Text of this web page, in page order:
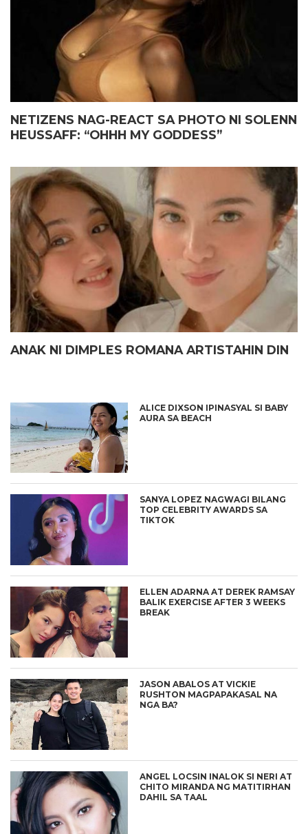
NETIZENS NAG-REACT SA PHOTO NI SOLENN
HEUSSAFF: “OHHH MY GODDESS”
ANAK NI DIMPLES ROMANA ARTISTAHIN DIN
ALICE DIXSON IPINASYAL SI BABY
AURA SA BEACH
SANYA LOPEZ NAGWAGI BILANG
TOP CELEBRITY AWARDS SA
TIKTOK
ELLEN ADARNA AT DEREK RAMSAY
BALIK EXERCISE AFTER 3 WEEKS
BREAK
JASON ABALOS AT VICKIE
RUSHTON MAGPAPAKASAL NA
NGA BA?
ANGEL LOCSIN INALOK SI NERI AT
CHITO MIRANDA NG MATITIRHAN
DAHIL SA TAAL